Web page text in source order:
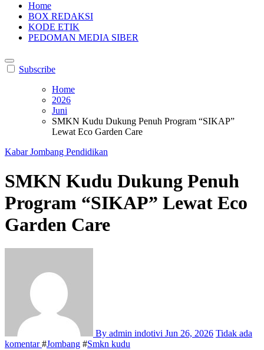
Home
BOX REDAKSI
KODE ETIK
PEDOMAN MEDIA SIBER
Subscribe
Home
2026
Juni
SMKN Kudu Dukung Penuh Program “SIKAP”
Lewat Eco Garden Care
Kabar Jombang Pendidikan
SMKN Kudu Dukung Penuh
Program “SIKAP” Lewat Eco
Garden Care
By admin indotivi Jun 26, 2026 Tidak ada
komentar#Jombang #Smkn kudu